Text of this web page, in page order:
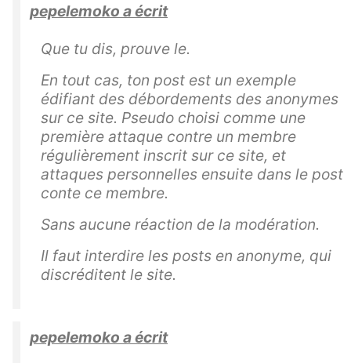
pepelemoko a écrit
Que tu dis, prouve le.
En tout cas, ton post est un exemple
édifiant des débordements des anonymes
sur ce site. Pseudo choisi comme une
première attaque contre un membre
régulièrement inscrit sur ce site, et
attaques personnelles ensuite dans le post
conte ce membre.
Sans aucune réaction de la modération.
Il faut interdire les posts en anonyme, qui
discréditent le site.
pepelemoko a écrit